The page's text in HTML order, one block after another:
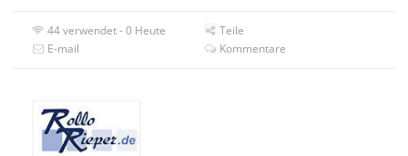
44 verwendet - 0 Heute
Teile
E-mail
Kommentare